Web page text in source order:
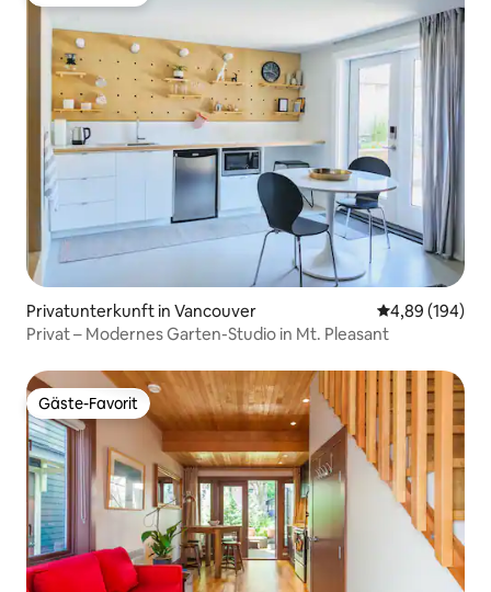
Privatunterkunft in Vancouver
4,89 (194)
Privat – Modernes Garten-Studio in Mt. Pleasant
Gäste-Favorit
Gäste-Favorit